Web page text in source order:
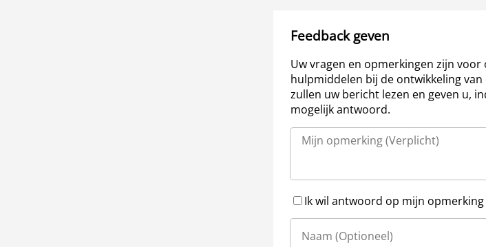
Feedback geven
Uw vragen en opmerkingen zijn voor
hulpmiddelen bij de ontwikkeling van
zullen uw bericht lezen en geven u,
mogelijk antwoord.
Ik wil antwoord op mijn opmerking